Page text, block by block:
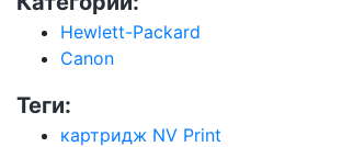
Hewlett-Packard
Canon
Теги:
картридж NV Print